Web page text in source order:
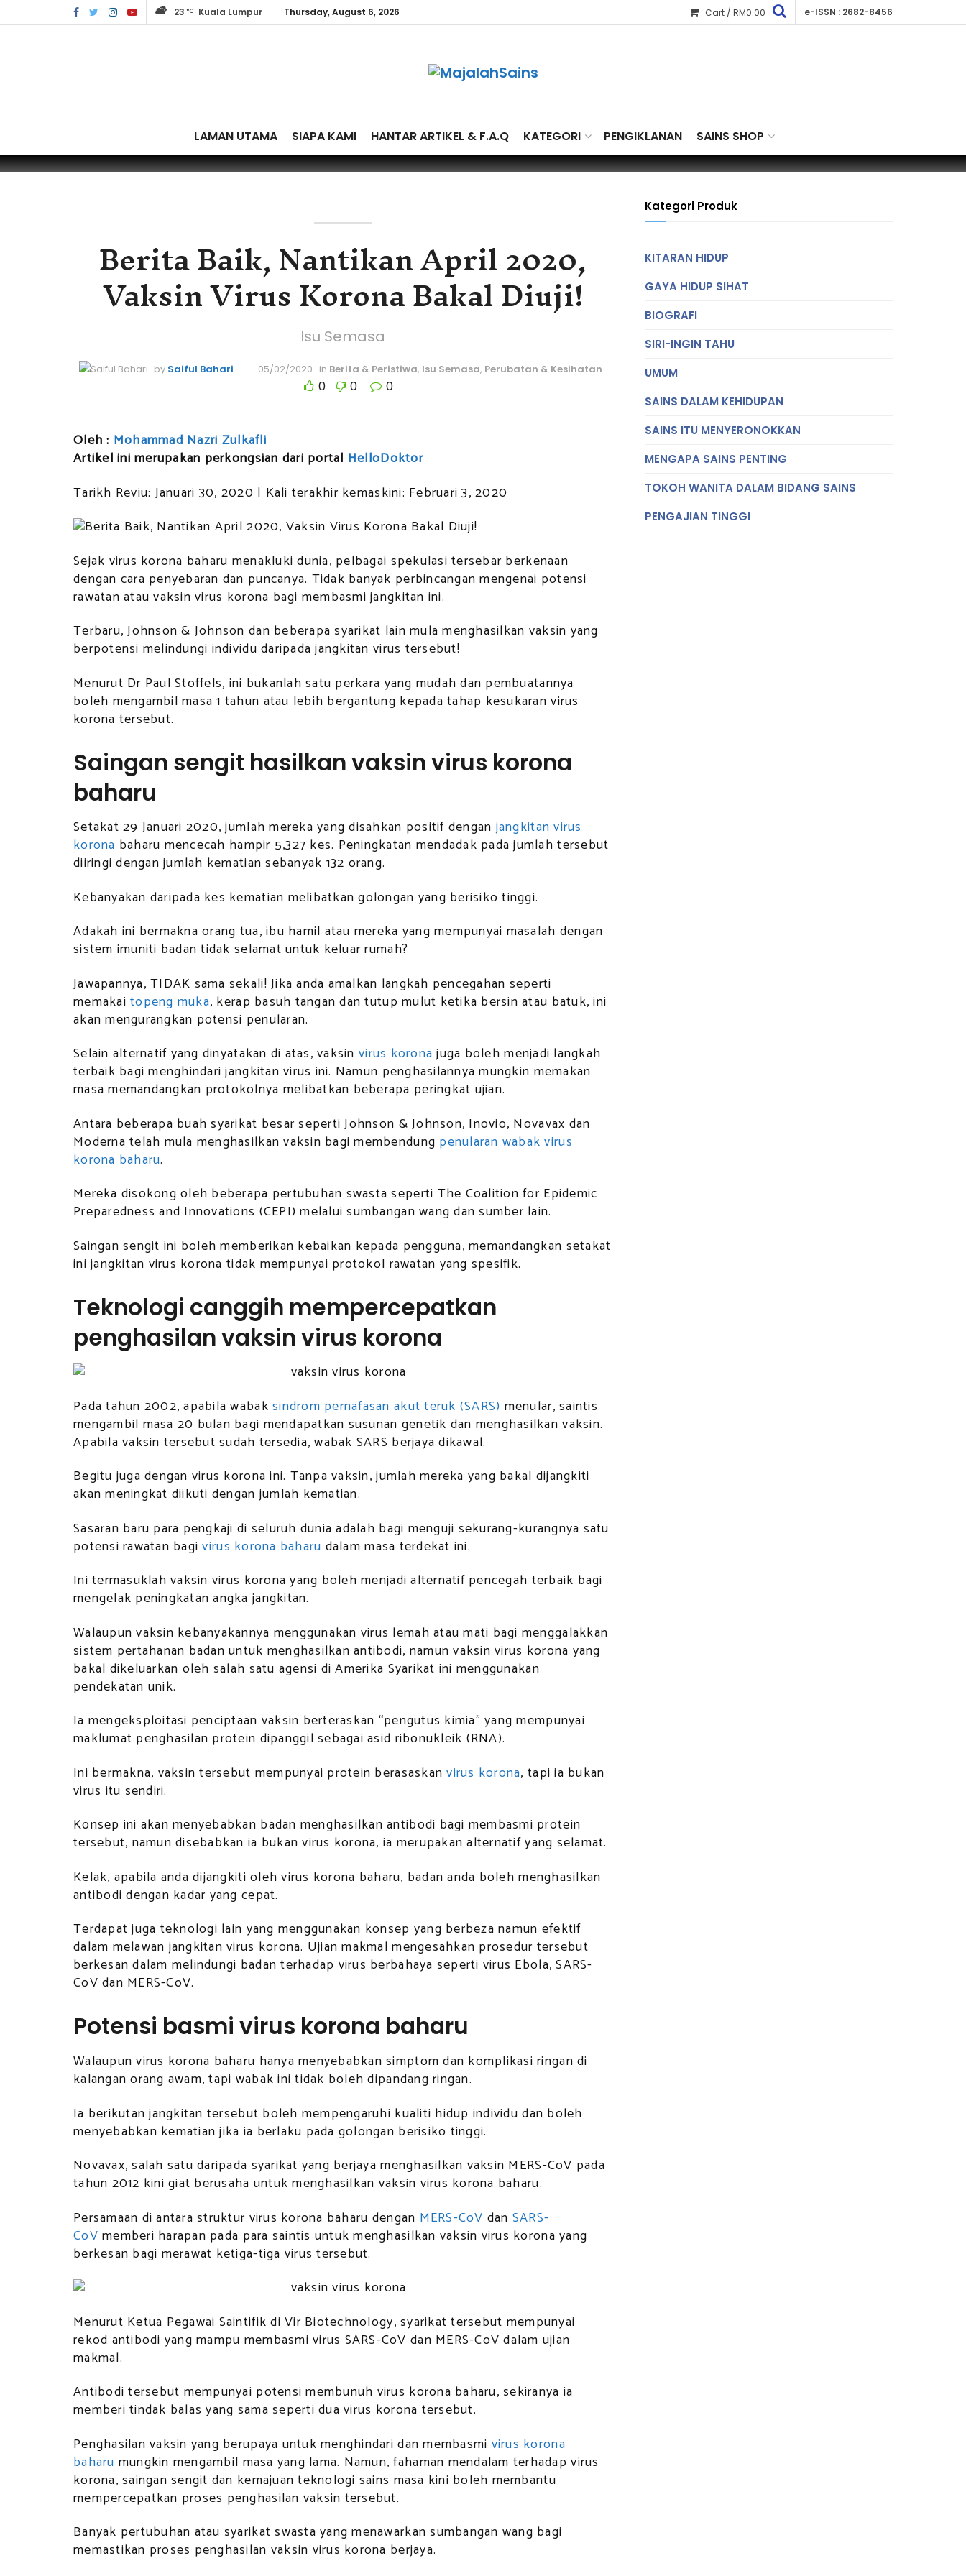
23 °C Kuala Lumpur Thursday, August 6, 2026 Cart / RM0.00 e-ISSN : 2682-8456
LAMAN UTAMA SIAPA KAMI HANTAR ARTIKEL & F.A.Q KATEGORI PENGIKLANAN SAINS SHOP
Berita Baik, Nantikan April 2020,
Vaksin Virus Korona Bakal Diuji!
Isu Semasa
by Saiful Bahari 05/02/2020 in Berita & Peristiwa, Isu Semasa, Perubatan & Kesihatan
0 0 0
Oleh : Mohammad Nazri Zulkafli
Artikel ini merupakan perkongsian dari portal HelloDoktor
Tarikh Reviu: Januari 30, 2020 | Kali terakhir kemaskini: Februari 3, 2020
Sejak virus korona baharu menakluki dunia, pelbagai spekulasi tersebar berkenaan
dengan cara penyebaran dan puncanya. Tidak banyak perbincangan mengenai potensi
rawatan atau vaksin virus korona bagi membasmi jangkitan ini.
Terbaru, Johnson & Johnson dan beberapa syarikat lain mula menghasilkan vaksin yang
berpotensi melindungi individu daripada jangkitan virus tersebut!
Menurut Dr Paul Stoffels, ini bukanlah satu perkara yang mudah dan pembuatannya
boleh mengambil masa 1 tahun atau lebih bergantung kepada tahap kesukaran virus
korona tersebut.
Saingan sengit hasilkan vaksin virus korona
baharu
Setakat 29 Januari 2020, jumlah mereka yang disahkan positif denganjangkitan virus
korona baharu mencecah hampir 5,327 kes. Peningkatan mendadak pada jumlah tersebut
diiringi dengan jumlah kematian sebanyak 132 orang.
Kebanyakan daripada kes kematian melibatkan golongan yang berisiko tinggi.
Adakah ini bermakna orang tua, ibu hamil atau mereka yang mempunyai masalah dengan
sistem imuniti badan tidak selamat untuk keluar rumah?
Jawapannya, TIDAK sama sekali! Jika anda amalkan langkah pencegahan seperti
memakaitopeng muka, kerap basuh tangan dan tutup mulut ketika bersin atau batuk, ini
akan mengurangkan potensi penularan.
Selain alternatif yang dinyatakan di atas, vaksinvirus koronajuga boleh menjadi langkah
terbaik bagi menghindari jangkitan virus ini. Namun penghasilannya mungkin memakan
masa memandangkan protokolnya melibatkan beberapa peringkat ujian.
Antara beberapa buah syarikat besar seperti Johnson & Johnson, Inovio, Novavax dan
Moderna telah mula menghasilkan vaksin bagi membendung penularan wabak virus
korona baharu.
Mereka disokong oleh beberapa pertubuhan swasta seperti The Coalition for Epidemic
Preparedness and Innovations (CEPI) melalui sumbangan wang dan sumber lain.
Saingan sengit ini boleh memberikan kebaikan kepada pengguna, memandangkan setakat
ini jangkitan virus korona tidak mempunyai protokol rawatan yang spesifik.
Teknologi canggih mempercepatkan
penghasilan vaksin virus korona
Pada tahun 2002, apabila wabaksindrom pernafasan akut teruk (SARS) menular, saintis
mengambil masa 20 bulan bagi mendapatkan susunan genetik dan menghasilkan vaksin.
Apabila vaksin tersebut sudah tersedia, wabak SARS berjaya dikawal.
Begitu juga dengan virus korona ini. Tanpa vaksin, jumlah mereka yang bakal dijangkiti
akan meningkat diikuti dengan jumlah kematian.
Sasaran baru para pengkaji di seluruh dunia adalah bagi menguji sekurang-kurangnya satu
potensi rawatan bagivirus korona baharu dalam masa terdekat ini.
Ini termasuklah vaksin virus korona yang boleh menjadi alternatif pencegah terbaik bagi
mengelak peningkatan angka jangkitan.
Walaupun vaksin kebanyakannya menggunakan virus lemah atau mati bagi menggalakkan
sistem pertahanan badan untuk menghasilkan antibodi, namun vaksin virus korona yang
bakal dikeluarkan oleh salah satu agensi di Amerika Syarikat ini menggunakan
pendekatan unik.
Ia mengeksploitasi penciptaan vaksin berteraskan “pengutus kimia” yang mempunyai
maklumat penghasilan protein dipanggil sebagai asid ribonukleik (RNA).
Ini bermakna, vaksin tersebut mempunyai protein berasaskanvirus korona, tapi ia bukan
virus itu sendiri.
Konsep ini akan menyebabkan badan menghasilkan antibodi bagi membasmi protein
tersebut, namun disebabkan ia bukan virus korona, ia merupakan alternatif yang selamat.
Kelak, apabila anda dijangkiti oleh virus korona baharu, badan anda boleh menghasilkan
antibodi dengan kadar yang cepat.
Terdapat juga teknologi lain yang menggunakan konsep yang berbeza namun efektif
dalam melawan jangkitan virus korona. Ujian makmal mengesahkan prosedur tersebut
berkesan dalam melindungi badan terhadap virus berbahaya seperti virus Ebola, SARS-
CoV dan MERS-CoV.
Potensi basmi virus korona baharu
Walaupun virus korona baharu hanya menyebabkan simptom dan komplikasi ringan di
kalangan orang awam, tapi wabak ini tidak boleh dipandang ringan.
Ia berikutan jangkitan tersebut boleh mempengaruhi kualiti hidup individu dan boleh
menyebabkan kematian jika ia berlaku pada golongan berisiko tinggi.
Novavax, salah satu daripada syarikat yang berjaya menghasilkan vaksin MERS-CoV pada
tahun 2012 kini giat berusaha untuk menghasilkan vaksin virus korona baharu.
Persamaan di antara struktur virus korona baharu dengan MERS-CoV dan SARS-
CoV memberi harapan pada para saintis untuk menghasilkan vaksin virus korona yang
berkesan bagi merawat ketiga-tiga virus tersebut.
Menurut Ketua Pegawai Saintifik di Vir Biotechnology, syarikat tersebut mempunyai
rekod antibodi yang mampu membasmi virus SARS-CoV dan MERS-CoV dalam ujian
makmal.
Antibodi tersebut mempunyai potensi membunuh virus korona baharu, sekiranya ia
memberi tindak balas yang sama seperti dua virus korona tersebut.
Penghasilan vaksin yang berupaya untuk menghindari dan membasmi virus korona
baharu mungkin mengambil masa yang lama. Namun, fahaman mendalam terhadap virus
korona, saingan sengit dan kemajuan teknologi sains masa kini boleh membantu
mempercepatkan proses penghasilan vaksin tersebut.
Banyak pertubuhan atau syarikat swasta yang menawarkan sumbangan wang bagi
memastikan proses penghasilan vaksin virus korona berjaya.
Kategori Produk
KITARAN HIDUP
GAYA HIDUP SIHAT
BIOGRAFI
SIRI-INGIN TAHU
UMUM
SAINS DALAM KEHIDUPAN
SAINS ITU MENYERONOKKAN
MENGAPA SAINS PENTING
TOKOH WANITA DALAM BIDANG SAINS
PENGAJIAN TINGGI